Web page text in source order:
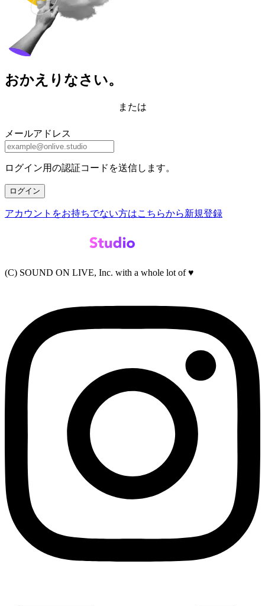
おかえりなさい。
または
メールアドレス
ログイン用の認証コードを送信します。
ログイン
アカウントをお持ちでない方はこちらから新規登録
(C) SOUND ON LIVE, Inc. with a whole lot of ♥